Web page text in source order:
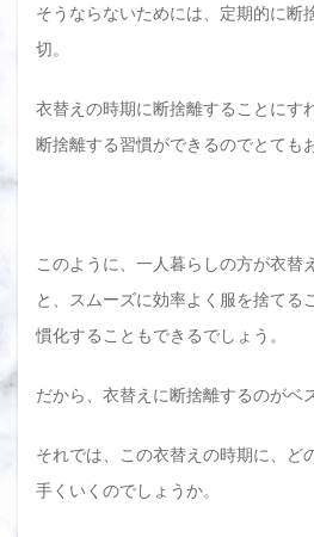
そうならないためには、定期的に断
切。
衣替えの時期に断捨離することにす
断捨離する習慣ができるのでとても
このように、一人暮らしの方が衣替
と、スムーズに効率よく服を捨てる
慣化することもできるでしょう。
だから、衣替えに断捨離するのがベ
それでは、この衣替えの時期に、ど
手くいくのでしょうか。